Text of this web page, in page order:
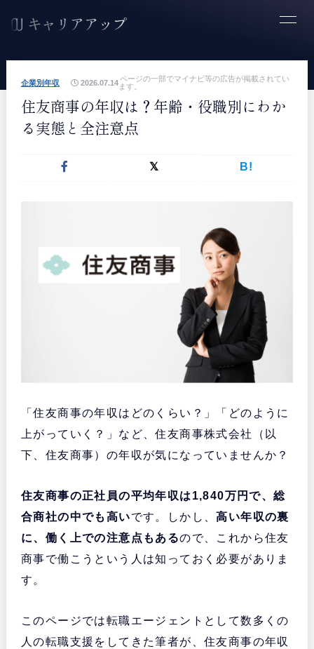
ページの一部でマイナビ等の広告が掲載されてい
ます。
企業別年収 2026.07.14
住友商事の年収は？年齢・役職別にわか
る実態と全注意点
B!
「住友商事の年収はどのくらい？」「どのように
上がっていく？」など、住友商事株式会社（以
下、住友商事）の年収が気になっていませんか？
住友商事の正社員の平均年収は1,840万円で、総
合商社の中でも高いです。しかし、高い年収の裏
に、働く上での注意点もあるので、これから住友
商事で働こうという人は知っておく必要がありま
す。
このページでは転職エージェントとして数多くの
人の転職支援をしてきた筆者が、住友商事の年収